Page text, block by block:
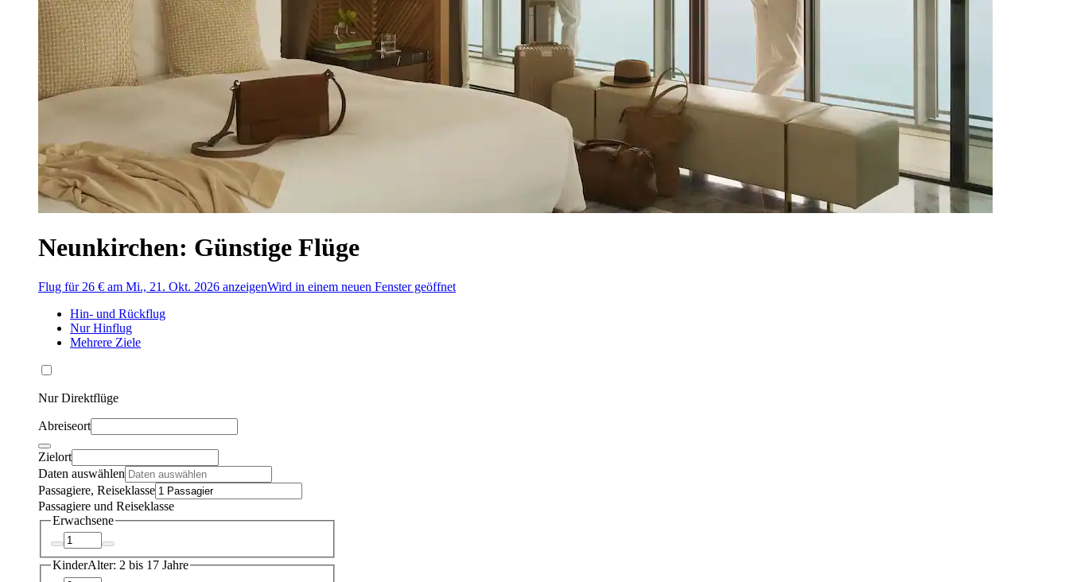
Neunkirchen: Günstige Flüge
Flug für 26 € am Mi., 21. Okt. 2026 anzeigenWird in einem neuen Fenster geöffnet
Hin- und Rückflug
Nur Hinflug
Mehrere Ziele
Nur Direktflüge
Abreiseort
Zielort
Daten auswählen
Passagiere, Reiseklasse
Passagiere und Reiseklasse
Erwachsene
KinderAlter: 2 bis 17 Jahre